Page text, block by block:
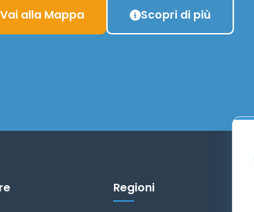
Vai alla Mappa Scopri di più
Regioni